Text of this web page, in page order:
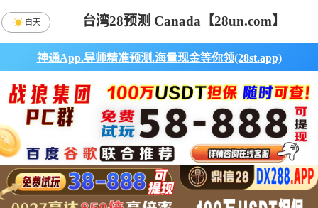
台湾28预测 Canada【28un.com】
白天